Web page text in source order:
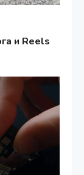
и Reels